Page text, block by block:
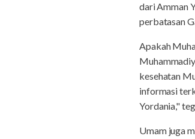
dari Amman
perbatasan
Apakah
kesehatan
informasi
Yordania,"
Umam juga